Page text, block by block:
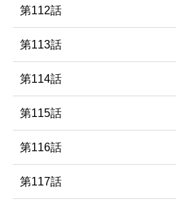
第112話
第113話
第114話
第115話
第116話
第117話